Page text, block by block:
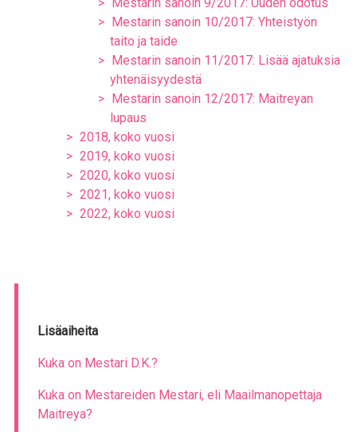
Mestarin sanoin 10/2017: Yhteistyön
taito ja taide
Mestarin sanoin 11/2017: Lisää ajatuksia
yhtenäisyydestä
Mestarin sanoin 12/2017: Maitreyan
lupaus
2018, koko vuosi
2019, koko vuosi
2020, koko vuosi
2021, koko vuosi
2022, koko vuosi
Lisäaiheita
Kuka on Mestari D.K.?
Kuka on Mestareiden Mestari, eli Maailmanopettaja
Maitreya?